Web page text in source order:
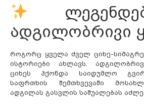
ადგილობრივი
როგორც ყველა ძველ ციხე-
ისტორიები ახლავს.
ციხეს ჰქონდა საიდუმლო
საფრთხის შემთხვევაში
ადგილას გასვლის საშუალებას